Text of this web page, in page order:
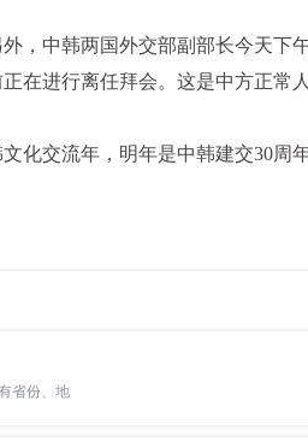
，中韩两国外交部副部长今天下
进行离任拜会。这是中方正常
化交流年，明年是中韩建交30
省份、地